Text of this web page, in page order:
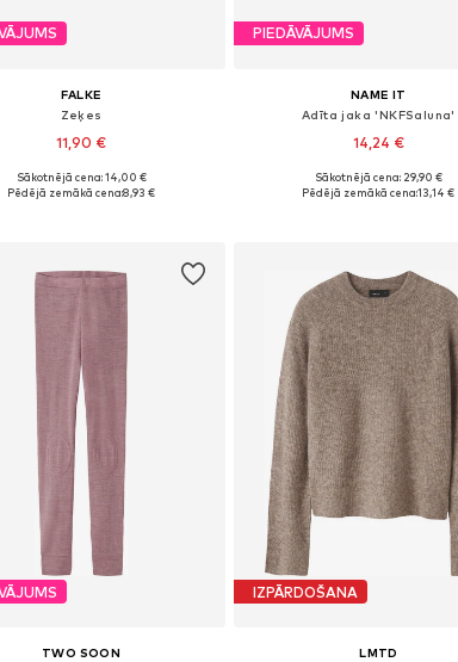
FALKE
Zeķes
11,90 €
+1
Pieejams daudzos izmēros
Sākotnējā cena: 14,00 €
Pēdējā zemākā cena:8,93 €
PIEDĀVĀJUMS
NAME IT
Adīta jaka 'NKFSaluna'
14,24 €
Sākotnējā cena: 29,90 €
Pēdējā zemākā cena:13,14 €
TWO SOON
IZPĀRDOŠANA
LMTD